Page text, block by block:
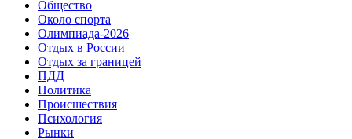
Общество
Около спорта
Олимпиада-2026
Отдых в России
Отдых за границей
ПДД
Политика
Происшествия
Психология
Рынки